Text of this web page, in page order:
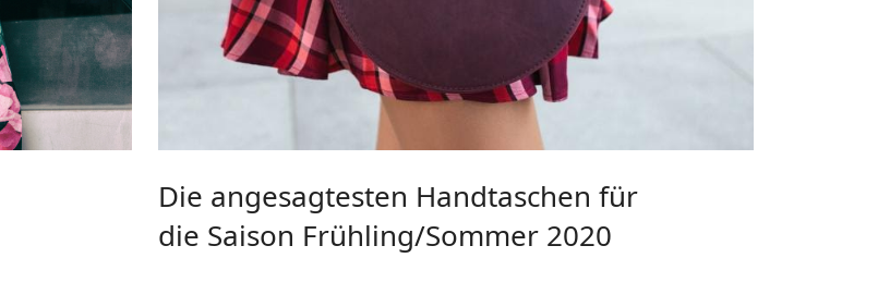
Die angesagtesten Handtaschen für
die Saison Frühling/Sommer 2020